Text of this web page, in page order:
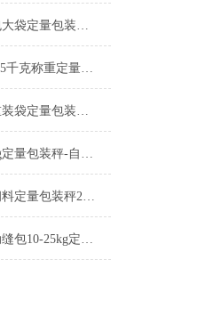
复合饲料自动缝包大袋定量包装秤10-50kg产品简介
移动式粗饲料10-25千克称重定量包装秤厂家
饲料25kg麸皮称重装袋定量包装秤操作简单
生物有机饲料45kg定量包装秤-自动缝包包装机厂家
称重装袋矿物质饲料定量包装秤25-50kg厂家
饲料蛇皮袋装自动缝包10-25kg定量包装秤操作简单